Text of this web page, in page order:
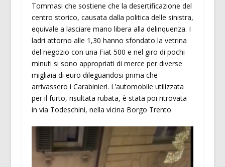
Tommasi che sostiene che la desertificazione del
centro storico, causata dalla politica delle sinistra,
equivale a lasciare mano libera alla delinquenza. I
ladri attorno alle 1,30 hanno sfondato la vetrina
del negozio con una Fiat 500 e nel giro di pochi
minuti si sono appropriati di merce per diverse
migliaia di euro dileguandosi prima che
arrivassero i Carabinieri. L’automobile utilizzata
per il furto, risultata rubata, è stata poi ritrovata
in via Todeschini, nella vicina Borgo Trento.